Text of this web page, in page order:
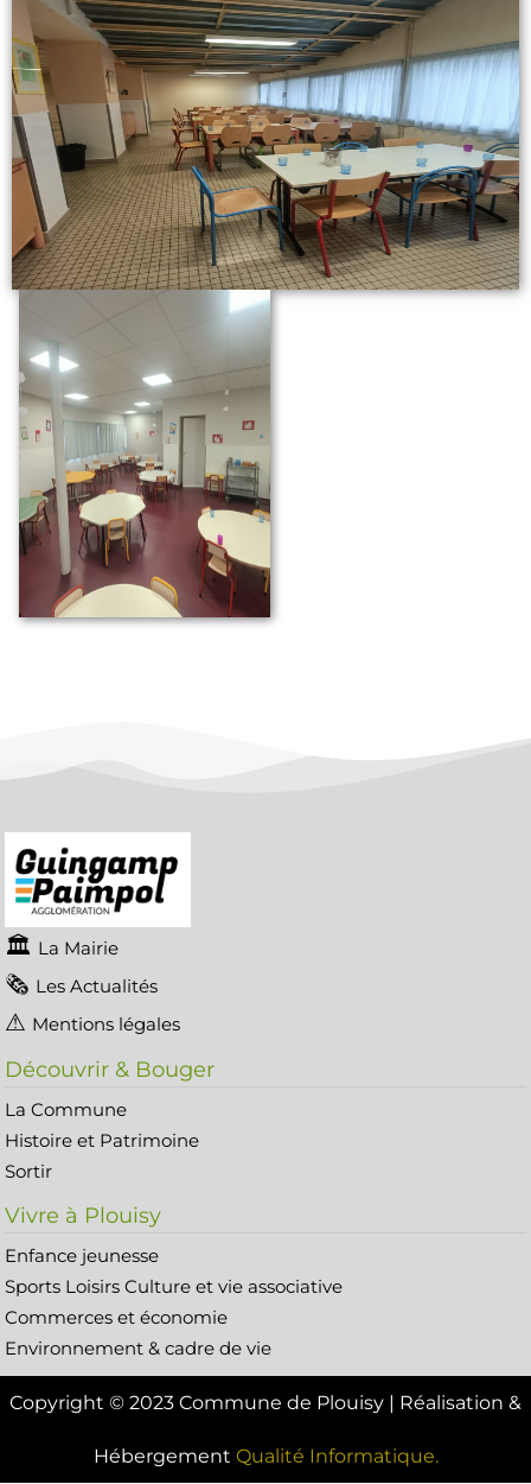
La Mairie
Les Actualités
Mentions légales
Découvrir & Bouger
La Commune
Histoire et Patrimoine
Sortir
Vivre à Plouisy
Enfance jeunesse
Sports Loisirs Culture et vie associative
Commerces et économie
Environnement & cadre de vie
Copyright © 2023 Commune de Plouisy | Réalisation &
Hébergement Qualité Informatique.